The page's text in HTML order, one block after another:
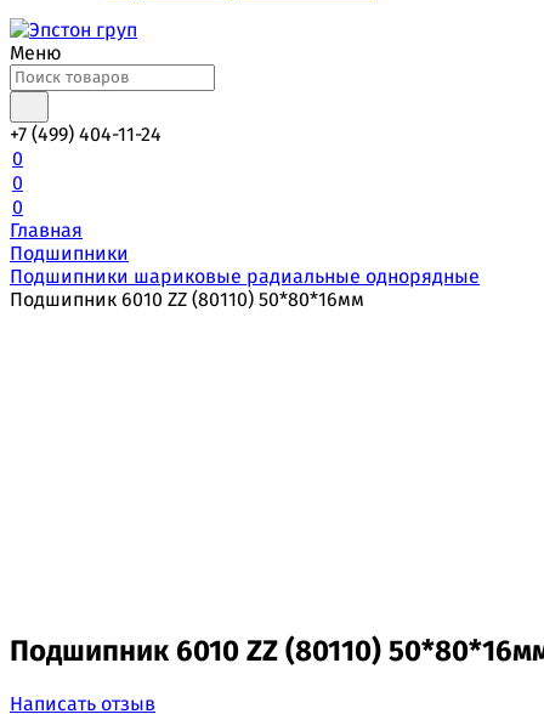
Меню
+7 (499) 404-11-24
0
0
0
Главная
Подшипники
Подшипники шариковые радиальные однорядные
Подшипник 6010 ZZ (80110) 50*80*16мм
Подшипник 6010 ZZ (80110)
Написать отзыв